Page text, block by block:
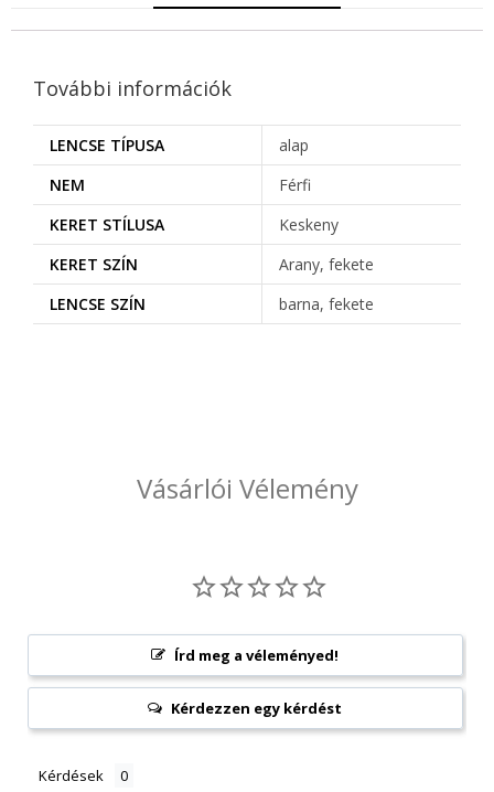
További információk
LENCSE TÍPUSA
alap
NEM
Férfi
KERET STÍLUSA
Keskeny
KERET SZÍN
Arany, fekete
LENCSE SZÍN
barna, fekete
Vásárlói Vélemény
Írd meg a véleményed!
Kérdezzen egy kérdést
Kérdések